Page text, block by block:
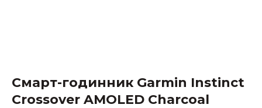
Смарт-годинник Garmin Instinct
Crossover AMOLED Charcoal